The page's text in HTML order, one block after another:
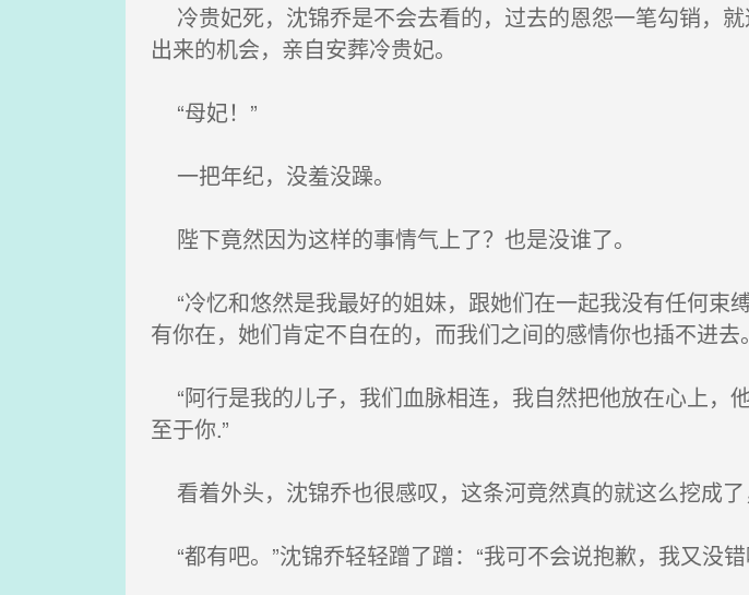
冷贵妃死，沈锦乔是不会去看的，过去的恩怨一笔勾销，
出来的机会，亲自安葬冷贵妃。
“母妃！”
一把年纪，没羞没躁。
陛下竟然因为这样的事情气上了？也是没谁了。
“冷忆和悠然是我最好的姐妹，跟她们在一起我没有任何束
有你在，她们肯定不自在的，而我们之间的感情你也插不进去
“阿行是我的儿子，我们血脉相连，我自然把他放在心上，
至于你.”
看着外头，沈锦乔也很感叹，这条河竟然真的就这么挖成了
“都有吧。”沈锦乔轻轻蹭了蹭：“我可不会说抱歉，我又没错